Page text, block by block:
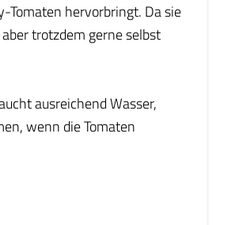
Tomaten hervorbringt. Da sie
trotzdem gerne selbst
ausreichend Wasser,
wenn die Tomaten